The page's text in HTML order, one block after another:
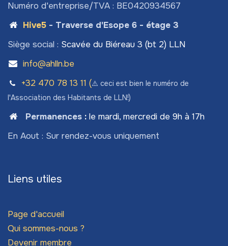
Numéro d'entreprise/TVA : BE0420934567
Hive5- Traverse d'Esope 6 - étage 3
Siège social : Scavée du Biéreau 3 (bt 2) LLN
info@ahlln.be
+32 470 78​ 13 11 (⚠️ ceci est bien le numéro de
l'Association des Habitants de LLN!)
Permanences: le mardi, mercredi de 9h à 17h
En Aout : Sur rendez-vous uniquement
Liens utiles
Page d'accueil
Qui sommes-nous ?
Devenir membre